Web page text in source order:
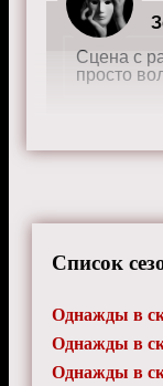
Сцена с
просто
Каждый
Список
Однажды в
Однажды в
Однажды в